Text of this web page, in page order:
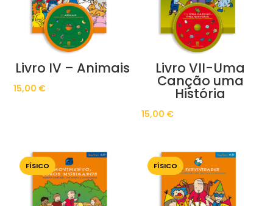
Livro IV – Animais
15,00 €
Livro VII-Uma
Canção uma
História
15,00 €
FÍSICO FÍSICO